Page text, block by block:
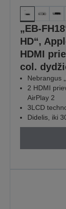
„EB-
HD“,
HDMI
col.
Nebrangus
2 HDMI
AirPlay 2
3LCD
Didelis, iki